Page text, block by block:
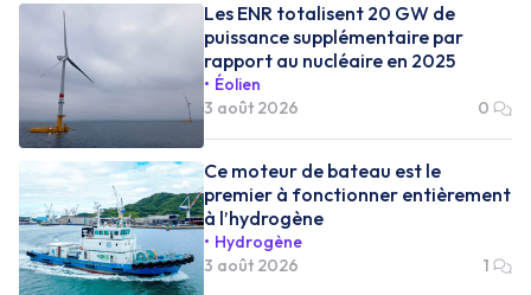
Les ENR totalisent 20 GW de
puissance supplémentaire par
rapport au nucléaire en 2025
Éolien
3 août 2026
0
Ce moteur de bateau est le
premier à fonctionner entièrement
à l’hydrogène
Hydrogène
3 août 2026
1